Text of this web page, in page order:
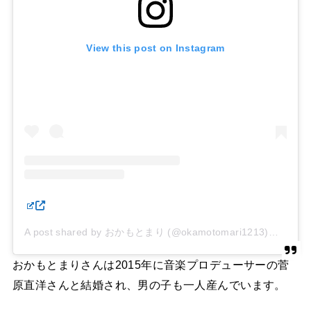
View this post on Instagram
おかもとまりさんは2015年に音楽プロデューサーの菅
原直洋さんと結婚され、男の子も一人産んでいます。